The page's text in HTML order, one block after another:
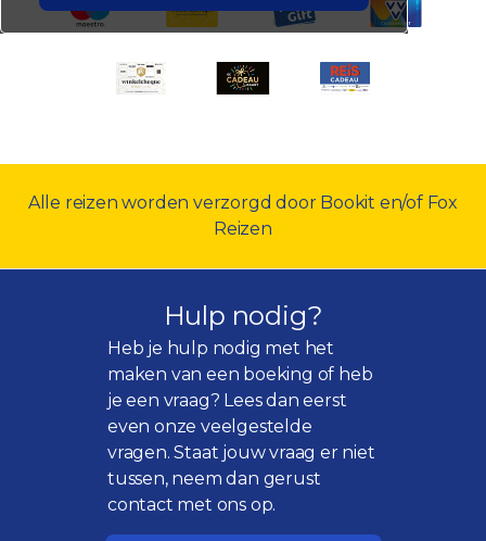
Alle reizen worden verzorgd door Bookit en/of Fox
Reizen
Hulp nodig?
Heb je hulp nodig met het
maken van een boeking of heb
je een vraag? Lees dan eerst
even onzeveelgestelde
vragen. Staat jouw vraag er niet
tussen, neem dan gerust
contact met ons op.